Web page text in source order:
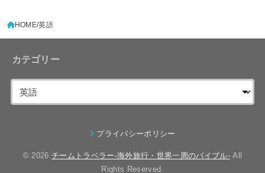
HOME 英語
カテゴリー
プライバシーポリシー
© 2026チームトラベラー-海外旅行・世界一周のバイブル-All
Rights Reserved.